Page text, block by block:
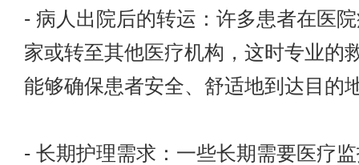
- 病人出院后的转运：许多患者在医
家或转至其他医疗机构，这时专业的
能够确保患者安全、舒适地到达目的
- 长期护理需求：一些长期需要医疗